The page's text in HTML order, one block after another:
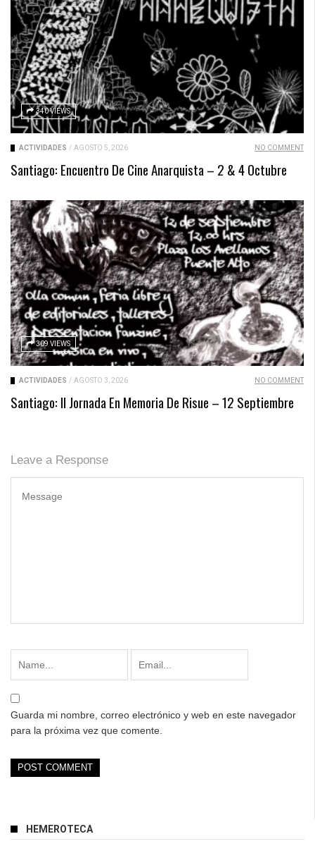
340 VIEWS
ACTIVIDADES / AGOSTO 5, 2026 NO COMMENT
Santiago: Encuentro De Cine Anarquista – 2 & 4 Octubre
309 VIEWS
ACTIVIDADES / AGOSTO 3, 2026 NO COMMENT
Santiago: II Jornada En Memoria De Risue – 12 Septiembre
Leave a Response
Guarda mi nombre, correo electrónico y web en este navegador
para la próxima vez que comente.
HEMEROTECA